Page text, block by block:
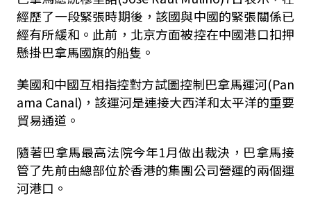
經歷了一段緊張時期後，該國與中國的緊張關係已
經有所緩和。此前，北京方面被控在中國港口扣押
懸掛巴拿馬國旗的船隻。
美國和中國互相指控對方試圖控制巴拿馬運河(Pan
ama Canal)，該運河是連接大西洋和太平洋的重要
貿易通道。
隨著巴拿馬最高法院今年1月做出裁決，巴拿馬接
管了先前由總部位於香港的集團公司營運的兩個運
河港口。